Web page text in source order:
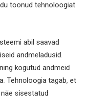
toonud tehnoloogiat
abil saavad
andmeladusid.
kogutud andmeid
Tehnoloogia tagab, et
sisestatud